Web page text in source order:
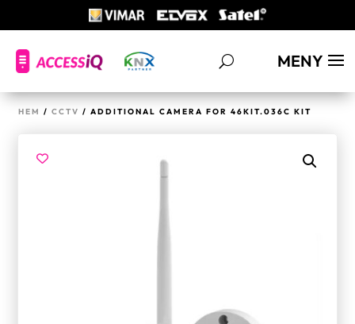
MENY
HEM /CCTV / ADDITIONAL CAMERA FOR 46KIT.036C KIT